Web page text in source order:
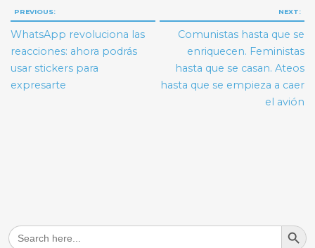
Navegación
de
entradas
PREVIOUS:
WhatsApp revoluciona las
reacciones: ahora podrás
usar stickers para
expresarte
NEXT:
Comunistas hasta que se
enriquecen. Feministas
hasta que se casan. Ateos
hasta que se empieza a caer
el avión
Search
for:
Search